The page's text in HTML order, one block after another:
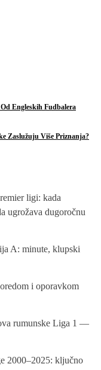
Engleskih Fudbalera
Zaslužuju Više Priznanja?
ligi: kada
ugrožava dugoročnu
A: minute, klupski
i oporavkom
rumunske Liga 1 —
2000–2025: ključno